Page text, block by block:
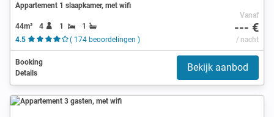
Appartement 1 slaapkamer, met wifi
44m² 4 1
1
4.5
( 174 beoordelingen )
Vanaf
--- €
/ nacht
Booking
Details
Bekijk aanbod